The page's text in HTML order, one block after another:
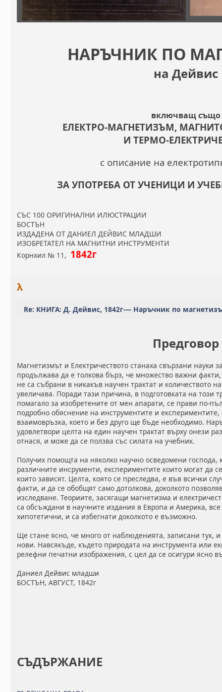
НАРЪЧНИК ПО
на Дейвис
включващ също
ЕЛЕКТРО-МАГНЕТИЗЪМ,
И ТЕРМО-
с описание на
ЗА УПОТРЕБА ОТ УЧЕНИЦИ И
СЪС 100 ОРИГИНАЛНИ ИЛЮСТРАЦИИ
БОСТЪН
ИЗДАДЕНА ОТ ДАНИЕЛ ДЕЙВИС МЛАДШИ
ИЗОБРЕТАТЕЛ НА МАГНИТНИ ИНСТРУМЕНТИ
Корнхил № 11, 1842г
λ
Re: КНИГА: Д. Дейвис, 1842г---- Наръчник по
Предговор
Магнетизмът и Електричеството станаха свързани науки
продължава да е толкова бърз, че множество важни
не са събрани в никакъв научен трактат и количеството
увеличава. Поради тази причина, в подготовката на този
помагало за изобретените от мен апарати, се прави по-
подробно обяснение на инструментите и
взаимовръзка, което и без друго ще бъде необходимо.
удовлетвори целта на един научен трактат върху онези
отнася, и може да се ползва със силата на учебник.
Получих помощта на няколко научно осведомени
различните инсрументи, експериментите които могат да
които зависят. Целта, която се преследва, е във всички
факти, и да се обобщят само дотолкова, доколкото
изследване. Теориите, засягащи магнетизма и
са обсъждани в научните издания в Европа и Америка,
хипотетични, и са избегнати доколкото е възможно.
Ще стане ясно, че много от наблюденията, записани тук,
нови. Навсякъде, където природата на инструмента или
релефни печатни изображения, с цел да се осигури ясно
Даниел Дейвис младши
БОСТЪН, АВГУСТ, 1842г
СЪДЪРЖАНИЕ